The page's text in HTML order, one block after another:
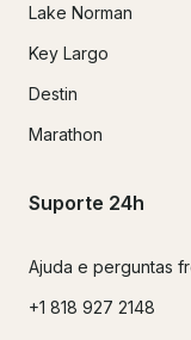
Lake Norman
Key Largo
Destin
Marathon
Suporte 24h
Ajuda e perguntas
+1 818 927 2148